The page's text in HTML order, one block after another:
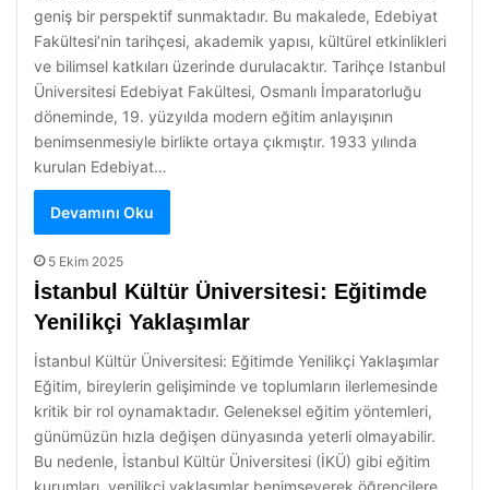
geniş bir perspektif sunmaktadır. Bu makalede, Edebiyat
Fakültesi’nin tarihçesi, akademik yapısı, kültürel etkinlikleri
ve bilimsel katkıları üzerinde durulacaktır. Tarihçe Istanbul
Üniversitesi Edebiyat Fakültesi, Osmanlı İmparatorluğu
döneminde, 19. yüzyılda modern eğitim anlayışının
benimsenmesiyle birlikte ortaya çıkmıştır. 1933 yılında
kurulan Edebiyat…
Devamını Oku
5 Ekim 2025
İstanbul Kültür Üniversitesi: Eğitimde
Yenilikçi Yaklaşımlar
İstanbul Kültür Üniversitesi: Eğitimde Yenilikçi Yaklaşımlar
Eğitim, bireylerin gelişiminde ve toplumların ilerlemesinde
kritik bir rol oynamaktadır. Geleneksel eğitim yöntemleri,
günümüzün hızla değişen dünyasında yeterli olmayabilir.
Bu nedenle, İstanbul Kültür Üniversitesi (İKÜ) gibi eğitim
kurumları, yenilikçi yaklaşımlar benimseyerek öğrencilere